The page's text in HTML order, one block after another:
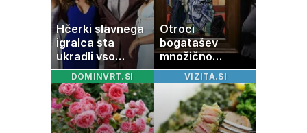
Hčerki slavnega
igralca sta
ukradli vso
pozornost
Otroci
bogatašev
množično
prodajajo
družinske
zbirke: raje imajo
denar kot
umetnine
DOMINVRT.SI VIZITA.SI